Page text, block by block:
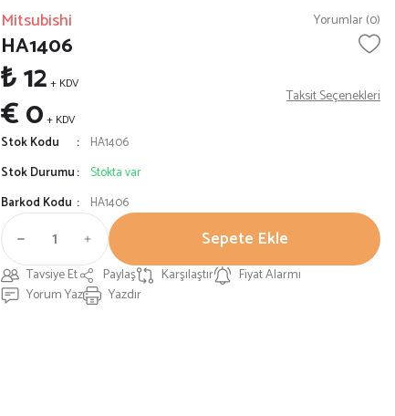
Mitsubishi Yorumlar (0)
HA1406
₺ 12 + KDV
€ 0 + KDV
Taksit Seçenekleri
Stok Kodu
HA1406
Stok Durumu
Stokta var
Barkod Kodu
HA1406
Sepete Ekle
Tavsiye Et Paylaş Karşılaştır
Fiyat Alarmı
Yorum Yaz
Yazdır